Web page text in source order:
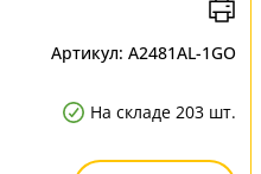
Артикул: A2481AL-1GO
На складе 203 шт.